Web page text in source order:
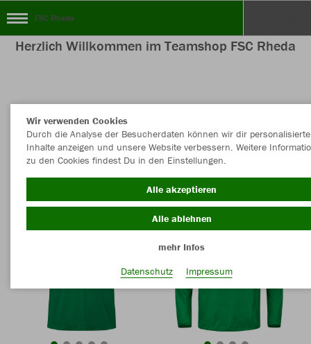
FSC Rheda
Herzlich Willkommen im Teamshop FSC Rheda
Wir verwenden Cookies
Durch die Analyse der Besucherdaten können wir dir personalisierte
Inhalte anzeigen und unsere Website verbessern. Weitere
zu den Cookies findest Du in den Einstellungen.
Alle akzeptieren
Alle ablehnen
mehr Infos
Datenschutz
Impressum